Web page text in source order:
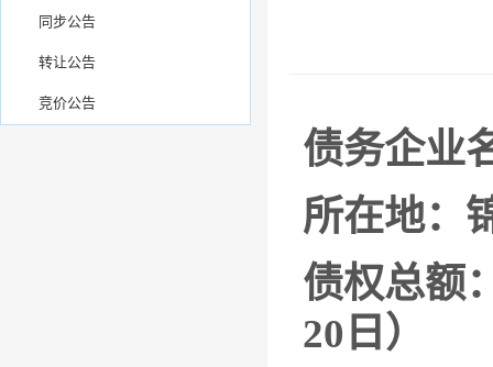
同步公告
转让公告
竞价公告